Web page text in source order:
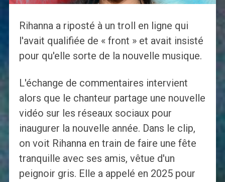
Rihanna a riposté à un troll en ligne qui
l'avait qualifiée de « front » et avait insisté
pour qu'elle sorte de la nouvelle musique.
L'échange de commentaires intervient
alors que le chanteur partage une nouvelle
vidéo sur les réseaux sociaux pour
inaugurer la nouvelle année. Dans le clip,
on voit Rihanna en train de faire une fête
tranquille avec ses amis, vêtue d'un
peignoir gris. Elle a appelé en 2025 pour